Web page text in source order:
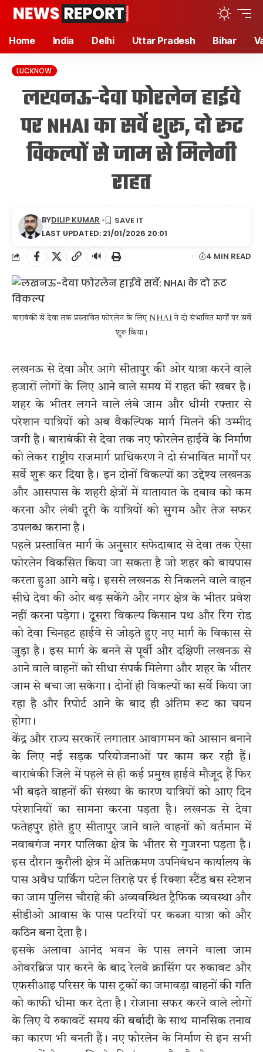
Home India Delhi Uttar Pradesh Bihar
LUCKNOW
लखनऊ-देवा फोरलेन हाईवे
पर NHAI का सर्वे शुरू, दो रूट
विकल्पों से जाम से मिलेगी
राहत
LAST UPDATED: 21/01/2026 20:01
BYDILIP KUMAR
🔊 4 MIN READ
बाराबंकी से देवा तक प्रस्तावित फोरलेन के लिए NHAI ने दो संभावित मार्गों पर सर्वे
शुरू किया।
लखनऊ से देवा और आगे सीतापुर की ओर यात्रा करने वाले
हजारों लोगों के लिए आने वाले समय में राहत की खबर है।
शहर के भीतर लगने वाले लंबे जाम और धीमी रफ्तार से
परेशान यात्रियों को अब वैकल्पिक मार्ग मिलने की उम्मीद
जगी है। बाराबंकी से देवा तक नए फोरलेन हाईवे के निर्माण
को लेकर राष्ट्रीय राजमार्ग प्राधिकरण ने दो संभावित मार्गों पर
सर्वे शुरू कर दिया है। इन दोनों विकल्पों का उद्देश्य लखनऊ
और आसपास के शहरी क्षेत्रों में यातायात के दबाव को कम
करना और लंबी दूरी के यात्रियों को सुगम और तेज सफर
उपलब्ध कराना है।
पहले प्रस्तावित मार्ग के अनुसार सफेदाबाद से देवा तक ऐसा
फोरलेन विकसित किया जा सकता है जो शहर को बायपास
करता हुआ आगे बढ़े। इससे लखनऊ से निकलने वाले वाहन
सीधे देवा की ओर बढ़ सकेंगे और नगर क्षेत्र के भीतर प्रवेश
नहीं करना पड़ेगा। दूसरा विकल्प किसान पथ और रिंग रोड
को देवा चिनहट हाईवे से जोड़ते हुए नए मार्ग के विकास से
जुड़ा है। इस मार्ग के बनने से पूर्वी और दक्षिणी लखनऊ से
आने वाले वाहनों को सीधा संपर्क मिलेगा और शहर के भीतर
जाम से बचा जा सकेगा। दोनों ही विकल्पों का सर्वे किया जा
रहा है और रिपोर्ट आने के बाद ही अंतिम रूट का चयन
होगा।
केंद्र और राज्य सरकारें लगातार आवागमन को आसान बनाने
के लिए नई सड़क परियोजनाओं पर काम कर रही हैं।
बाराबंकी जिले में पहले से ही कई प्रमुख हाईवे मौजूद हैं फिर
भी बढ़ते वाहनों की संख्या के कारण यात्रियों को आए दिन
परेशानियों का सामना करना पड़ता है। लखनऊ से देवा
फतेहपुर होते हुए सीतापुर जाने वाले वाहनों को वर्तमान में
नवाबगंज नगर पालिका क्षेत्र के भीतर से गुजरना पड़ता है।
इस दौरान कुरौली क्षेत्र में अतिक्रमण उपनिबंधन कार्यालय के
पास अवैध पार्किंग पटेल तिराहे पर ई रिक्शा स्टैंड बस स्टेशन
का जाम पुलिस चौराहे की अव्यवस्थित ट्रैफिक व्यवस्था और
सीडीओ आवास के पास पटरियों पर कब्जा यात्रा को और
कठिन बना देता है।
इसके अलावा आनंद भवन के पास लगने वाला जाम
ओवरब्रिज पार करने के बाद रेलवे क्रासिंग पर रुकावट और
एफसीआइ परिसर के पास ट्रकों का जमावड़ा वाहनों की गति
को काफी धीमा कर देता है। रोजाना सफर करने वाले लोगों
के लिए ये रुकावटें समय की बर्बादी के साथ मानसिक तनाव
का कारण भी बनती हैं। नए फोरलेन के निर्माण से इन सभी